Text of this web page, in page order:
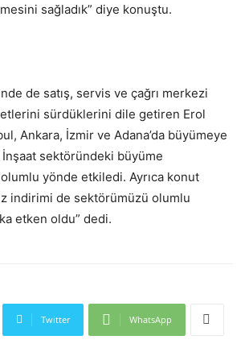
sağladık” diye konuştu.
de satış, servis ve çağrı merkezi
sürdüklerini dile getiren Erol
Ankara, İzmir ve Adana’da büyümeye
sektöründeki büyüme
yönde etkiledi. Ayrıca konut
indirimi de sektörümüzü olumlu
etken oldu” dedi.
Twitter WhatsApp